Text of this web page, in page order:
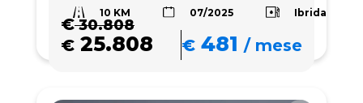
10 KM 07/2025 Ibrida
€30.808
€ 25.808 € 481 /mese